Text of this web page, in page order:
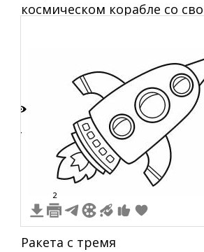
космическом корабле со
2
Ракета с тремя